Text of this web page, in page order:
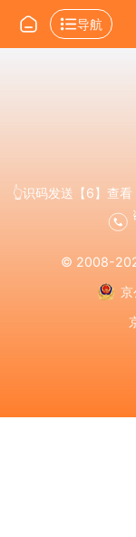
导航
👆识码发送【6】查
© 2008-